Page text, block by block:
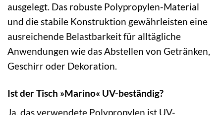
ausgelegt. Das robuste Polypropylen-Material
und die stabile Konstruktion gewährleisten eine
ausreichende Belastbarkeit für alltägliche
Anwendungen wie das Abstellen von Getränken,
Geschirr oder Dekoration.
Ist der Tisch »Marino« UV-beständig?
Ja, das verwendete Polypropylen ist UV-